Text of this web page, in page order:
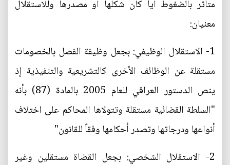
متأثر بالضغوط أياً كان شكلها أو مصدرها وللاستقلال
معنيان:
1- الاستقلال الوظيفي: بجعل وظيفة الفصل بالخصومات
مستقلة عن الوظائف الأخرى كالتشريعية والتنفيذية إذ
ينص الدستور العراقي للعام 2005 بالمادة (87) بأنه
"السلطة القضائية مستقلة وتتولاها المحاكم على اختلاف
أنواعها ودرجاتها وتصدر أحكامها وفقاً للقانون"
2- الاستقلال الشخصي: بجعل القضاة مستقلين وغير